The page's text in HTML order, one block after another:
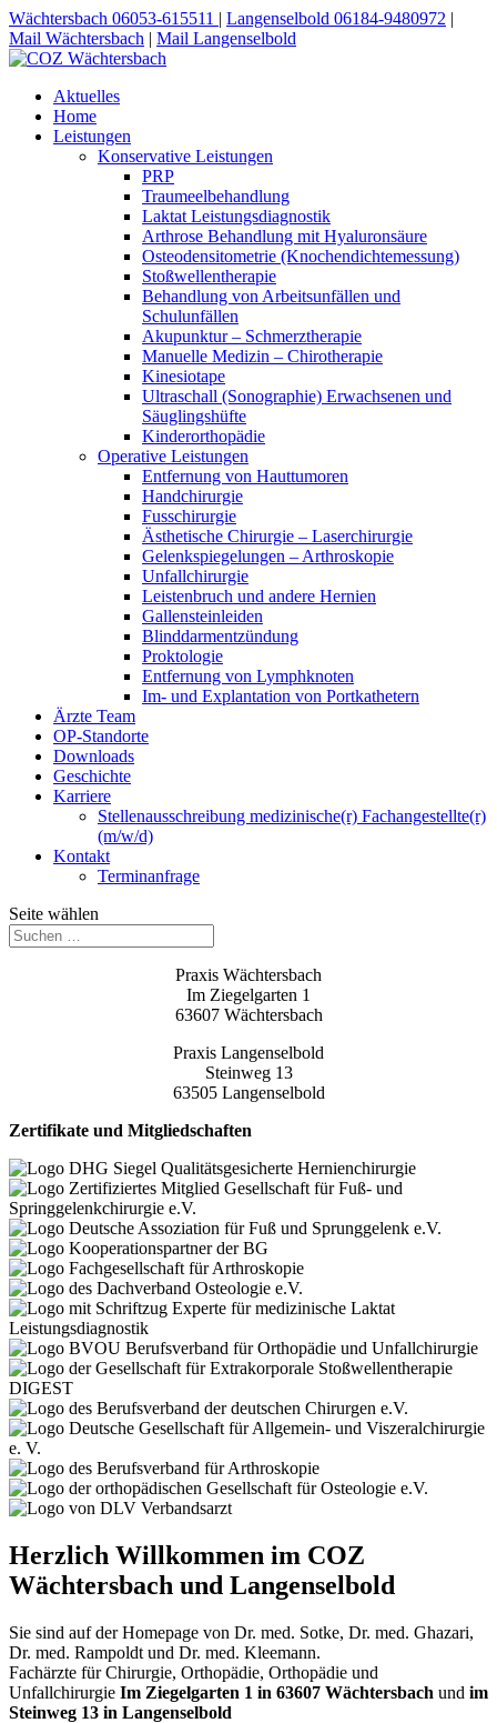
Wächtersbach 06053-615511 | Langenselbold 06184-9480972 |
Mail Wächtersbach | Mail Langenselbold
Aktuelles
Home
Leistungen
Konservative Leistungen
PRP
Traumeelbehandlung
Laktat Leistungsdiagnostik
Arthrose Behandlung mit Hyaluronsäure
Osteodensitometrie (Knochendichtemessung)
Stoßwellentherapie
Behandlung von Arbeitsunfällen und
Schulunfällen
Akupunktur – Schmerztherapie
Manuelle Medizin – Chirotherapie
Kinesiotape
Ultraschall (Sonographie) Erwachsenen und
Säuglingshüfte
Kinderorthopädie
Operative Leistungen
Entfernung von Hauttumoren
Handchirurgie
Fusschirurgie
Ästhetische Chirurgie – Laserchirurgie
Gelenkspiegelungen – Arthroskopie
Unfallchirurgie
Leistenbruch und andere Hernien
Gallensteinleiden
Blinddarmentzündung
Proktologie
Entfernung von Lymphknoten
Im- und Explantation von Portkathetern
Ärzte Team
OP-Standorte
Downloads
Geschichte
Karriere
Stellenausschreibung medizinische(r) Fachangestellte(r)
(m/w/d)
Kontakt
Terminanfrage
Seite wählen
Praxis Wächtersbach
Im Ziegelgarten 1
63607 Wächtersbach
Praxis Langenselbold
Steinweg 13
63505 Langenselbold
Zertifikate und Mitgliedschaften
Herzlich Willkommen im COZ
Wächtersbach und Langenselbold
Sie sind auf der Homepage von Dr. med. Sotke, Dr. med. Ghazari,
Dr. med. Rampoldt und Dr. med. Kleemann.
Fachärzte für Chirurgie, Orthopädie, Orthopädie und
Unfallchirurgie Im Ziegelgarten 1 in 63607 Wächtersbach und im
Steinweg 13 in Langenselbold